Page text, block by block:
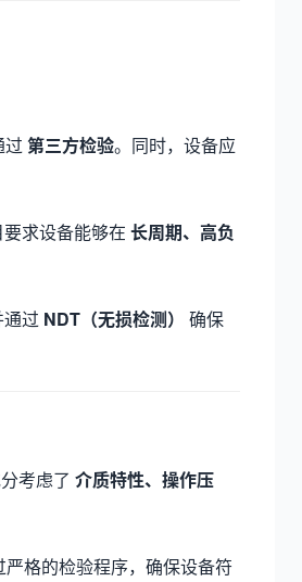
过 第三方检验。同时，设备应
求设备能够在 长周期、高负
通过 NDT（无损检测）
确保
考虑了 介质特性、操作压
格的检验程序，确保设备符